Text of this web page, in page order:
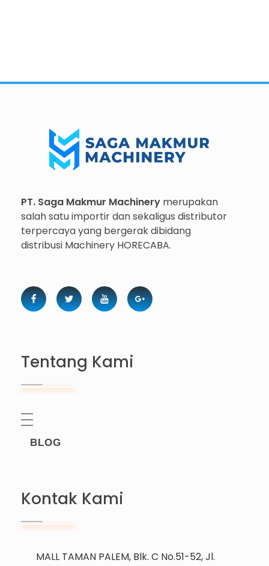
PT. Saga Makmur Machinery merupakan
salah satu importir dan sekaligus distributor
terpercaya yang bergerak dibidang
distribusi Machinery HORECABA.
Tentang Kami
BLOG
Kontak Kami
MALL TAMAN PALEM, Blk. C No.51-52, Jl.